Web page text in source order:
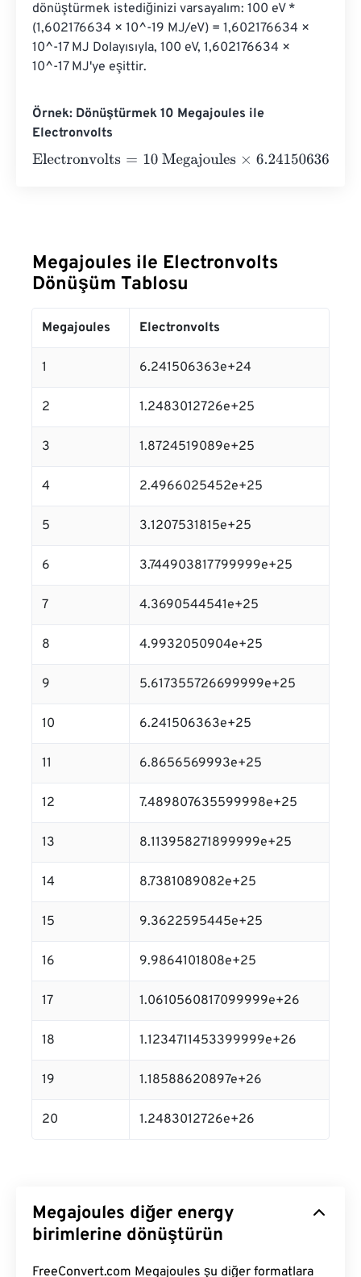
dönüştürmek istediğinizi varsayalım: 100 eV *
(1,602176634 × 10^-19 MJ/eV) = 1,602176634 ×
10^-17 MJ Dolayısıyla, 100 eV, 1,602176634 ×
10^-17 MJ'ye eşittir.
Örnek: Dönüştürmek 10 Megajoules ile
Electronvolts
Electronvolts=10 Megajoules×6.241506363e24=
Megajoules ile Electronvolts
Dönüşüm Tablosu
Megajoules Electronvolts
1 6.241506363e+24
2 1.2483012726e+25
3 1.8724519089e+25
4 2.4966025452e+25
5 3.1207531815e+25
6 3.744903817799999e+25
7 4.3690544541e+25
8 4.9932050904e+25
9 5.617355726699999e+25
10 6.241506363e+25
11 6.8656569993e+25
12 7.489807635599998e+25
13 8.113958271899999e+25
14 8.7381089082e+25
15 9.3622595445e+25
16 9.9864101808e+25
17 1.0610560817099999e+26
18 1.1234711453399999e+26
19 1.18588620897e+26
20 1.2483012726e+26
Megajoules diğer energy
birimlerine dönüştürün
FreeConvert.com Megajoules şu diğer formatlara